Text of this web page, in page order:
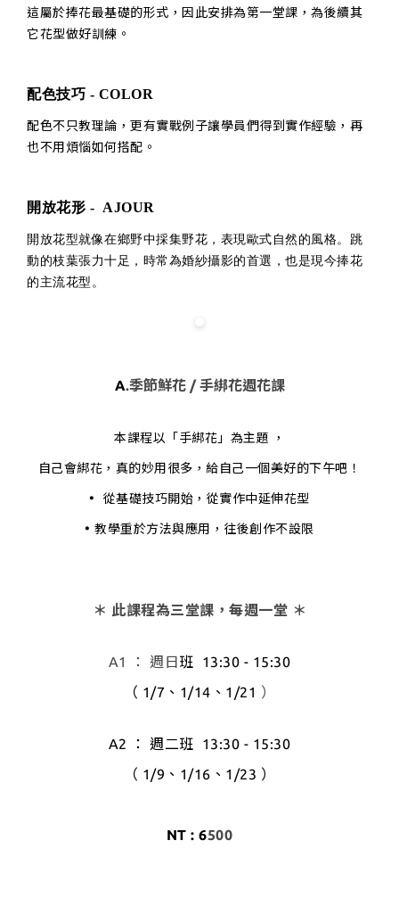
這屬於捧花最基礎的形式，因此安排為第一堂課，為後續其
它花型做好訓練。
配色技巧 - COLOR
配色不只教理論，更有實戰例子讓學員們得到實作經驗，再
也不用煩惱如何搭配。
開放花形 - AJOUR
開放花型就像在鄉野中採集野花，表現歐式自然的風格。跳
動的枝葉張力十足，時常為婚紗攝影的首選，也是現今捧花
的主流花型。
A.季節鮮花 / 手綁花週花課
本課程以「手綁花」為主題 ，
自己會綁花，真的妙用很多，給自己一個美好的下午吧！
• 從基礎技巧開始，從實作中延伸花型
•教學重於方法與應用，往後創作不設限
＊ 此課程為三堂課，每週一堂 ＊
A1 ： 週日班 13:30 - 15:30
（ 1/7、1/14、1/21 ）
A2 ： 週二班 13:30 - 15:30
（ 1/9、1/16、1/23 ）
NT : 6500